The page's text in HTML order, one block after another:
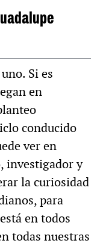
Si es
en
conducido
ver en
investigador y
la curiosidad
para
en todos
todas nuestras